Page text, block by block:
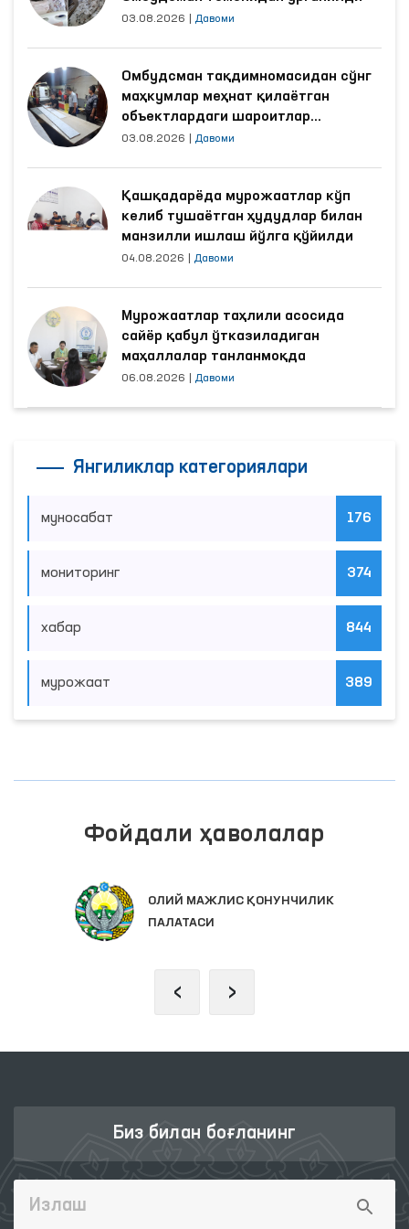
03.08.2026 Давоми
Омбудсман тақдимномасидан сўнг
маҳкумлар меҳнат қилаётган
объектлардаги шароитлар
яхшиланди
03.08.2026 Давоми
Қашқадарёда мурожаатлар кўп
келиб тушаётган ҳудудлар билан
манзилли ишлаш йўлга қўйилди
04.08.2026 Давоми
Мурожаатлар таҳлили асосида
сайёр қабул ўтказиладиган
маҳаллалар танланмоқда
06.08.2026 Давоми
Янгиликлар категориялари
муносабат 176
мониторинг 374
хабар 844
мурожаат 389
Фойдали ҳаволалар
ОЛИЙ МАЖЛИС ҚОНУНЧИЛИК
ПАЛАТАСИ
‹ ›
Биз билан боғланинг